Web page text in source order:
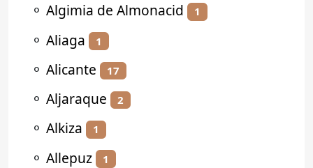
⚬ Algimia de Almonacid 1
⚬ Aliaga 1
⚬ Alicante 17
⚬ Aljaraque 2
⚬ Alkiza 1
⚬ Allepuz 1